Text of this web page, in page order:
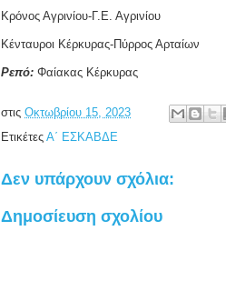
Κρόνος Αγρινίου-Γ.Ε. Αγρινίου
Κένταυροι Κέρκυρας-Πύρρος Αρταίων
Ρεπό: Φαίακας Κέρκυρας
στις Οκτωβρίου 15, 2023
Ετικέτες Α΄ ΕΣΚΑΒΔΕ
Δεν υπάρχουν σχόλια:
Δημοσίευση σχολίου